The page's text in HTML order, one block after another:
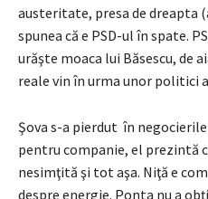
austeritate, presa de dreapta
spunea că e PSD-ul în spate.
urăşte moaca lui Băsescu, de
reale vin în urma unor politici
Şova s-a pierdut în
pentru companie, el prezintă
nesimţită şi tot aşa. Niţă e
despre energie. Ponta nu a